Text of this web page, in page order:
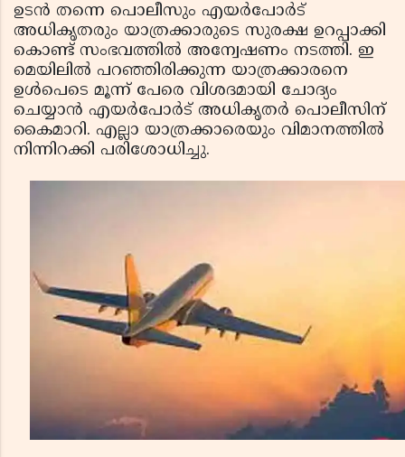
ഉടന്‍ തന്നെ പൊലീസും എയര്‍പോര്‍ട്
അധികൃതരും യാത്രക്കാരുടെ സുരക്ഷ ഉറപ്പാക്കി
കൊണ്ട് സംഭവത്തില്‍ അന്വേഷണം നടത്തി. ഇ
മെയിലില്‍ പറഞ്ഞിരിക്കുന്ന യാത്രക്കാരനെ
ഉള്‍പെടെ മൂന്ന് പേരെ വിശദമായി ചോദ്യം
ചെയ്യാന്‍ എയര്‍പോര്‍ട് അധികൃതര്‍ പൊലീസിന്
കൈമാറി. എല്ലാ യാത്രക്കാരെയും വിമാനത്തില്‍
നിന്നിറക്കി പരിശോധിച്ചു.